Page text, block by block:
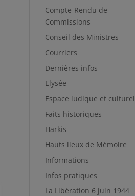
Compte-Rendu de
Commissions
Conseil des Ministres
Courriers
Dernières infos
Elysée
Espace ludique et culturel
Faits historiques
Harkis
Hauts lieux de Mémoire
Informations
Infos pratiques
La Libération 6 juin 1944